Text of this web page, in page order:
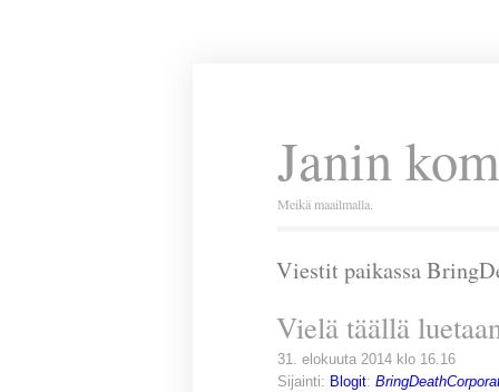
Janin
Meikä maailmalla.
Viestit paikassa
Vielä täällä
31. elokuuta 2014 klo 16.16
Sijainti: Blogit: